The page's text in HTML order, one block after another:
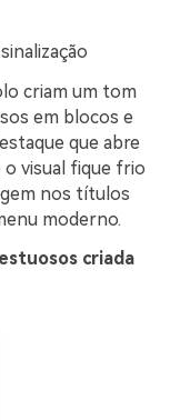
criam um tom
em blocos e
que abre
o visual fique frio
nos títulos
moderno.
criada